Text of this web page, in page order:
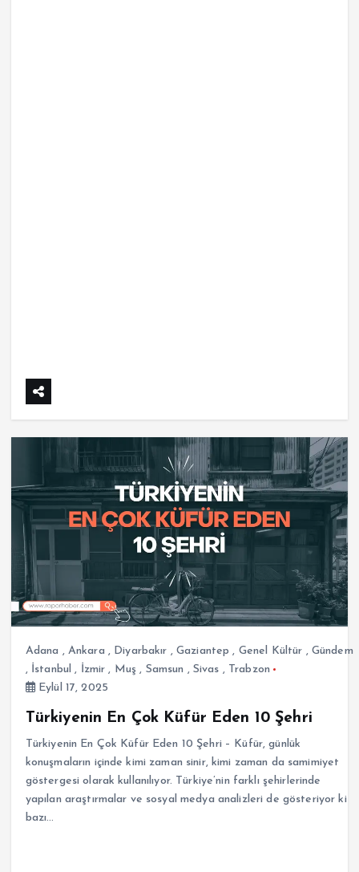
Adana , Ankara , Diyarbakır , Gaziantep , Genel Kültür , Gündem
, İstanbul , İzmir , Muş , Samsun , Sivas , Trabzon
Eylül 17, 2025
Türkiyenin En Çok Küfür Eden 10 Şehri
Türkiyenin En Çok Küfür Eden 10 Şehri – Küfür, günlük
konuşmaların içinde kimi zaman sinir, kimi zaman da samimiyet
göstergesi olarak kullanılıyor. Türkiye’nin farklı şehirlerinde
yapılan araştırmalar ve sosyal medya analizleri de gösteriyor ki
bazı…